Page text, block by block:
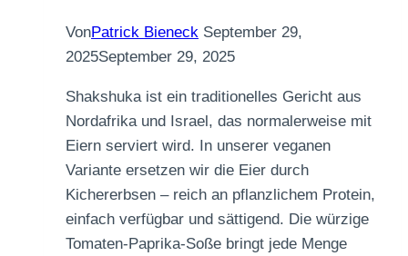
VonPatrick Bieneck September 29,
2025September 29, 2025
Shakshuka ist ein traditionelles Gericht aus
Nordafrika und Israel, das normalerweise mit
Eiern serviert wird. In unserer veganen
Variante ersetzen wir die Eier durch
Kichererbsen – reich an pflanzlichem Protein,
einfach verfügbar und sättigend. Die würzige
Tomaten-Paprika-Soße bringt jede Menge